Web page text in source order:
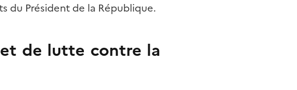
du Président de la République.
de lutte contre la